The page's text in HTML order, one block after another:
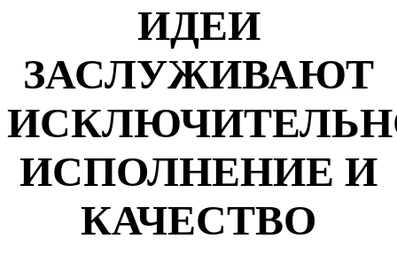
ИДЕИ
ЗАСЛУЖИВАЮТ
ИСПОЛНЕНИЕ И
КАЧЕСТВО